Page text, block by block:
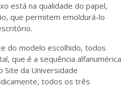
está na qualidade do papel,
que permitem emoldurá-lo
do modelo escolhido, todos
que é a sequência alfanumérica
Site da Universidade
todos os três